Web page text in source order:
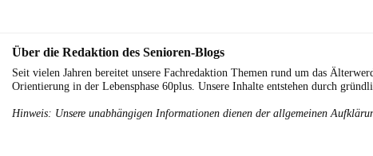
Über die Redaktion des Senioren-Blogs
Seit vielen Jahren bereitet unsere Fachredaktion Themen rund um das
Orientierung in der Lebensphase 60plus. Unsere Inhalte entstehen durch
Hinweis: Unsere unabhängigen Informationen dienen der allgemeinen